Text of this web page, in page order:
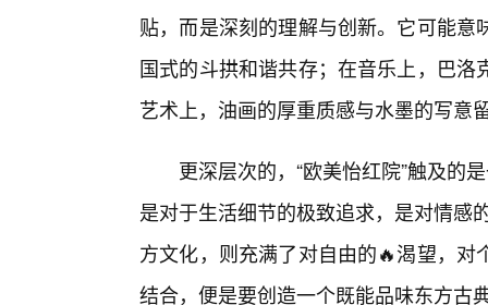
贴，而是深刻的理解与创新。它可能
国式的斗拱和谐共存；在音乐上，巴
艺术上，油画的厚重质感与水墨的写意
更深层次的，“欧美怡红院”触及的
是对于生活细节的极致追求，是对情感
方文化，则充满了对自由的🔥渴望，
结合，便是要创造一个既能品味东方古